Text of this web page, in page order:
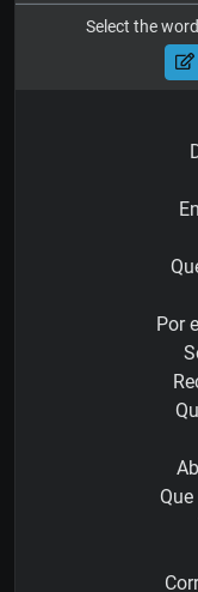
Select the
Por